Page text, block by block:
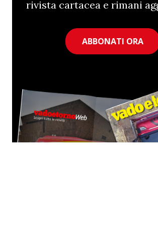
rivista cartacea e rimani
ABBONATI ORA